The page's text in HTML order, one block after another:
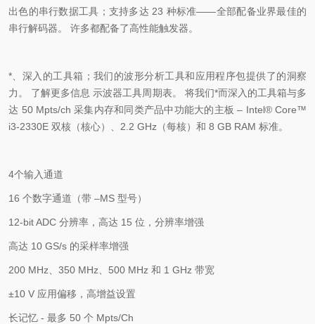
出色的串行数据工具；支持多达 23 种标准——全部配备业界最佳的
串行解码器。 许多都配备了高性能触发器。
*、深入的工具箱；我们的波形分析工具和应用程序包提供了的洞察
力。 了解更多信息 示波器工具周期表。 将我们*而深入的工具箱与多
达 50 Mpts/ch采集内存和同类产品中功能大的主板 – Intel® Core™
i3-2330E 双核（核心）、 2.2 GHz （每核）和 8 GB RAM 标准。
4个输入通道
16 个数字通道（带 –MS 型号）
12-bit ADC 分辨率，高达 15 位，分辨率增强
高达 10 GS/s 的采样率增强
200 MHz 350 MHz 500 MHz 和 1 GHz 带宽
±10 V 应用偏移，高增益设置
长记忆 - 最多 50 个 Mpts/Ch